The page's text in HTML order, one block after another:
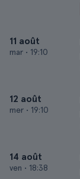
11 août
mar • 19:10
12 août
mer • 19:10
14 août
ven • 18:38